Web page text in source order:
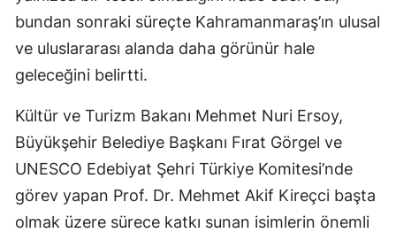
bundan sonraki süreçte Kahramanmaraş’ın ulusal
ve uluslararası alanda daha görünür hale
geleceğini belirtti.
Kültür ve Turizm Bakanı Mehmet Nuri Ersoy,
Büyükşehir Belediye Başkanı Fırat Görgel ve
UNESCO Edebiyat Şehri Türkiye Komitesi’nde
görev yapan Prof. Dr. Mehmet Akif Kireçci başta
olmak üzere sürece katkı sunan isimlerin önemli